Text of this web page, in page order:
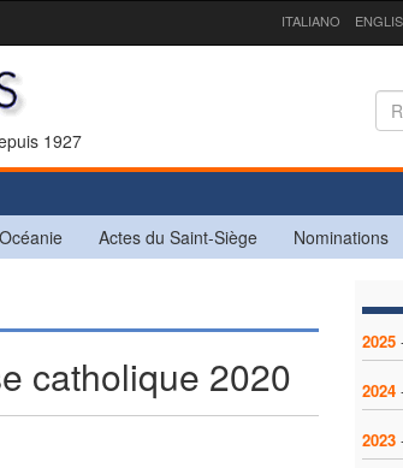
ITALIANO
1927
Océanie Actes du Saint-Siège Nominations
catholique 2020
2025
2024
2023